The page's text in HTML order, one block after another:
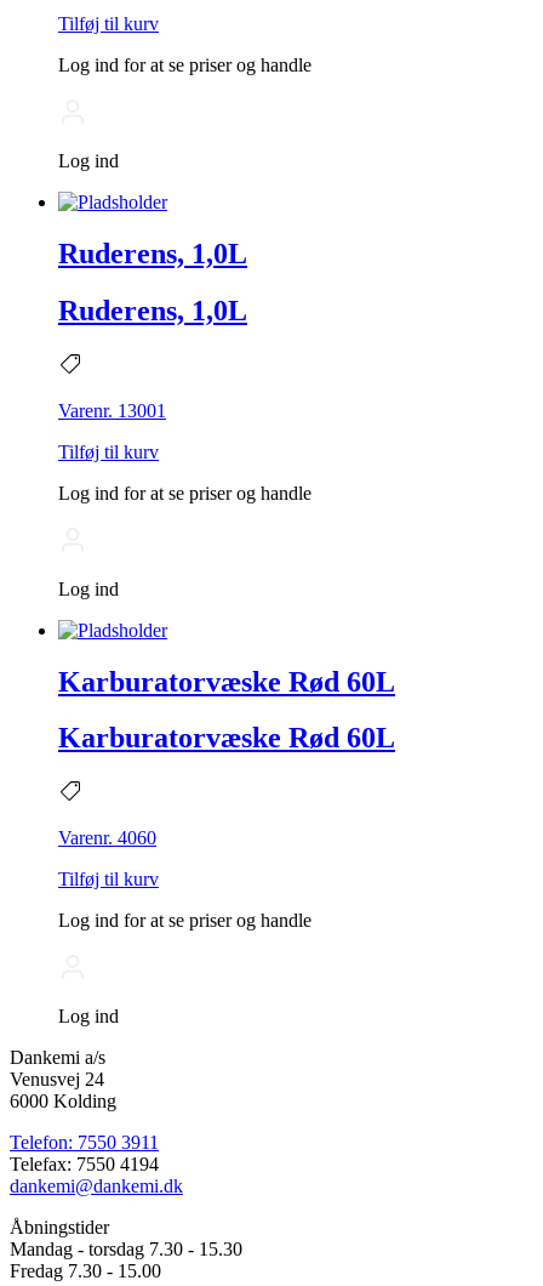
Tilføj til kurv
Log ind for at se priser og handle
Log ind
Ruderens, 1,0L
Ruderens, 1,0L
Varenr. 13001
Tilføj til kurv
Log ind for at se priser og handle
Log ind
Karburatorvæske Rød 60L
Karburatorvæske Rød 60L
Varenr. 4060
Tilføj til kurv
Log ind for at se priser og handle
Log ind
Dankemi a/s
Venusvej 24
6000 Kolding
Telefon: 7550 3911
Telefax: 7550 4194
dankemi@dankemi.dk
Åbningstider
Mandag - torsdag 7.30 - 15.30
Fredag 7.30 - 15.00